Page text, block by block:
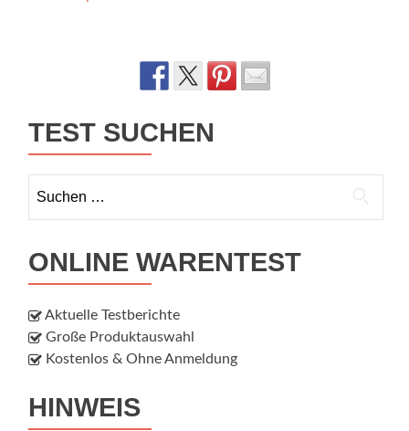
TEST SUCHEN
nach:
ONLINE WARENTEST
Aktuelle Testberichte
Große Produktauswahl
Kostenlos & Ohne Anmeldung
HINWEIS